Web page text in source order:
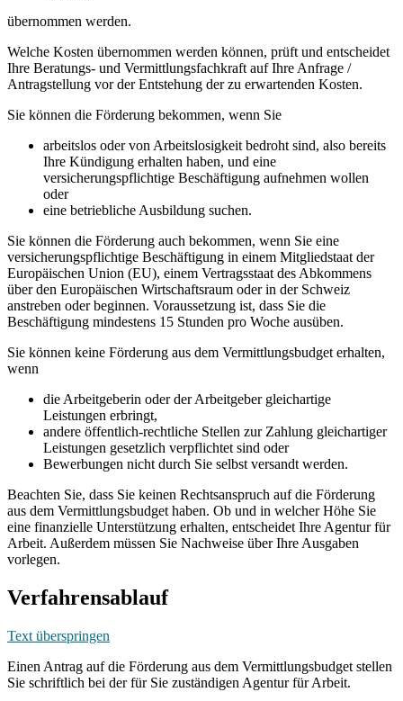
übernommen werden.
Welche Kosten übernommen werden können, prüft und entscheidet
Ihre Beratungs- und Vermittlungsfachkraft auf Ihre Anfrage /
Antragstellung vor der Entstehung der zu erwartenden Kosten.
Sie können die Förderung bekommen, wenn Sie
arbeitslos oder von Arbeitslosigkeit bedroht sind, also bereits
Ihre Kündigung erhalten haben, und eine
versicherungspflichtige Beschäftigung aufnehmen wollen
oder
eine betriebliche Ausbildung suchen.
Sie können die Förderung auch bekommen, wenn Sie eine
versicherungspflichtige Beschäftigung in einem Mitgliedstaat der
Europäischen Union (EU), einem Vertragsstaat des Abkommens
über den Europäischen Wirtschaftsraum oder in der Schweiz
anstreben oder beginnen. Voraussetzung ist, dass Sie die
Beschäftigung mindestens 15 Stunden pro Woche ausüben.
Sie können keine Förderung aus dem Vermittlungsbudget erhalten,
wenn
die Arbeitgeberin oder der Arbeitgeber gleichartige
Leistungen erbringt,
andere öffentlich-rechtliche Stellen zur Zahlung gleichartiger
Leistungen gesetzlich verpflichtet sind oder
Bewerbungen nicht durch Sie selbst versandt werden.
Beachten Sie, dass Sie keinen Rechtsanspruch auf die Förderung
aus dem Vermittlungsbudget haben. Ob und in welcher Höhe Sie
eine finanzielle Unterstützung erhalten, entscheidet Ihre Agentur für
Arbeit. Außerdem müssen Sie Nachweise über Ihre Ausgaben
vorlegen.
Verfahrensablauf
Text überspringen
Einen Antrag auf die Förderung aus dem Vermittlungsbudget stellen
Sie schriftlich bei der für Sie zuständigen Agentur für Arbeit.